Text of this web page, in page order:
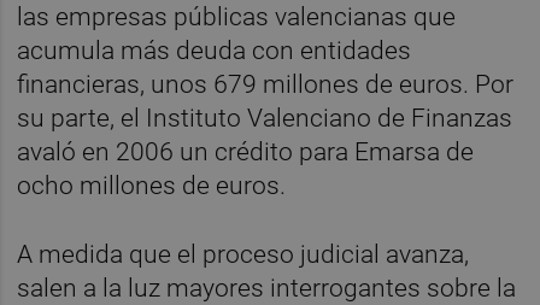
las empresas públicas valencianas que
acumula más deuda con entidades
financieras, unos 679 millones de euros. Por
su parte, el Instituto Valenciano de Finanzas
avaló en 2006 un crédito para Emarsa de
ocho millones de euros.
A medida que el proceso judicial avanza,
salen a la luz mayores interrogantes sobre la